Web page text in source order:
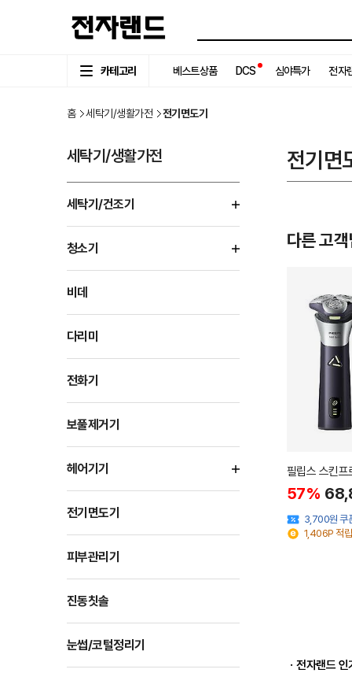
카테고리 베스트상품 DCS 심야특가 전자
홈 세탁기/생활가전 전기면도기
세탁기/생활가전
세탁기/건조기
청소기
비데
다리미
전화기
보풀제거기
헤어기기
전기면도기
피부관리기
진동칫솔
눈썹/코털정리기
전기면
다른 고
필립스 스킨
57%
3,700원 쿠
1,406P 적립
ㆍ전자랜드 인